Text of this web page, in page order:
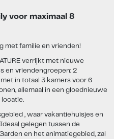
voor maximaal 8
met familie en vrienden!
verrijkt met nieuwe
en vriendengroepen: 2
in totaal 3 kamers voor 6
allemaal in een gloednieuwe
, waar vakantiehuisjes en
gelegen tussen de
en het animatiegebied, zal